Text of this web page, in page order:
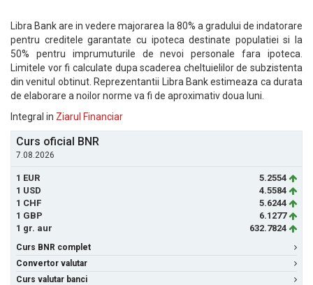
Libra Bank are in vedere majorarea la 80% a gradului de indatorare
pentru creditele garantate cu ipoteca destinate populatiei si la
50% pentru imprumuturile de nevoi personale fara ipoteca.
Limitele vor fi calculate dupa scaderea cheltuielilor de subzistenta
din venitul obtinut. Reprezentantii Libra Bank estimeaza ca durata
de elaborare a noilor norme va fi de aproximativ doua luni.
Integral in Ziarul Financiar
Curs oficial BNR
7.08.2026
1 EUR
5.2554
1 USD
4.5584
1 CHF
5.6244
1 GBP
6.1277
1 gr. aur
632.7824
Curs BNR complet
Convertor valutar
Curs valutar banci